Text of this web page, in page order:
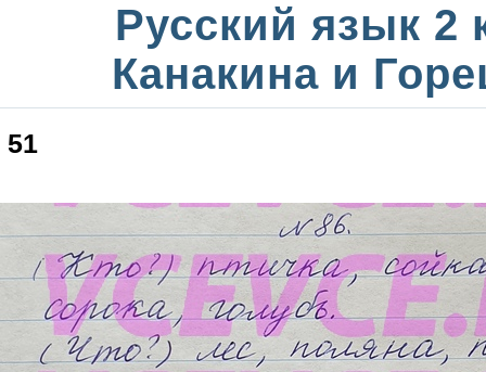
Русский язык 2
Канакина и
51